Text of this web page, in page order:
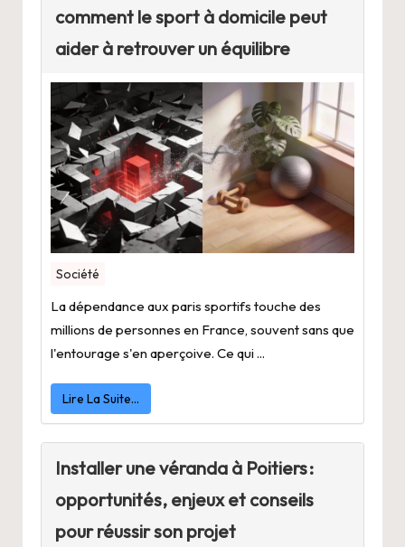
comment le sport à domicile peut
aider à retrouver un équilibre
Société
La dépendance aux paris sportifs touche des
millions de personnes en France, souvent sans que
l'entourage s'en aperçoive. Ce qui ...
Lire La Suite…
Installer une véranda à Poitiers :
opportunités, enjeux et conseils
pour réussir son projet